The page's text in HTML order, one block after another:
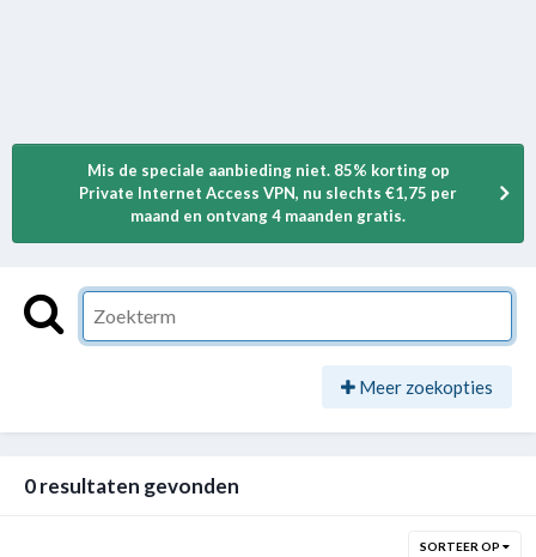
Mis de speciale aanbieding niet. 85% korting op
Private Internet Access VPN, nu slechts €1,75 per
maand en ontvang 4 maanden gratis.
Meer zoekopties
0 resultaten gevonden
SORTEER OP